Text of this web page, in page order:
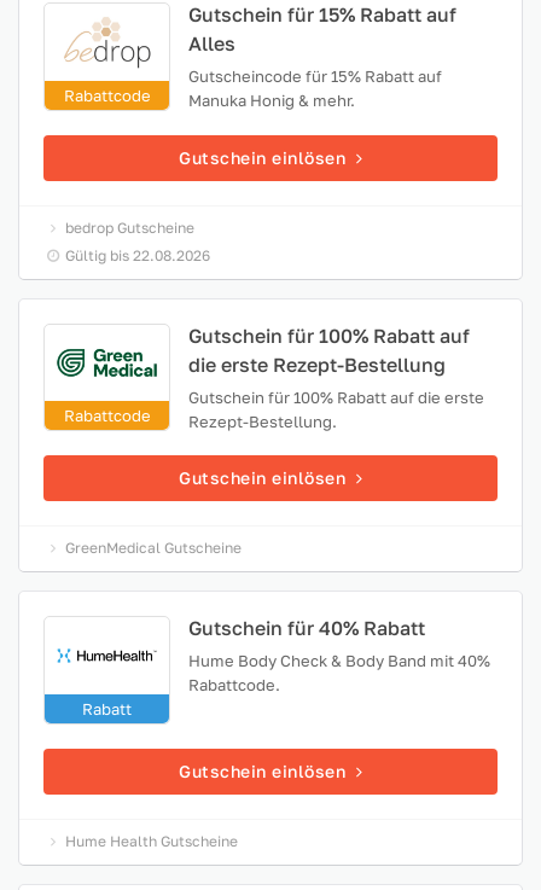
Rabattcode
Gutschein für 15% Rabatt auf
Alles
Gutscheincode für 15% Rabatt auf
Manuka Honig & mehr.
Gutschein einlösen
bedrop Gutscheine
Gültig bis 22.08.2026
Rabattcode
Gutschein für 100% Rabatt auf
die erste Rezept-Bestellung
Gutschein für 100% Rabatt auf die erste
Rezept-Bestellung.
Gutschein einlösen
GreenMedical Gutscheine
Rabatt
Gutschein für 40% Rabatt
Hume Body Check & Body Band mit 40%
Rabattcode.
Gutschein einlösen
Hume Health Gutscheine